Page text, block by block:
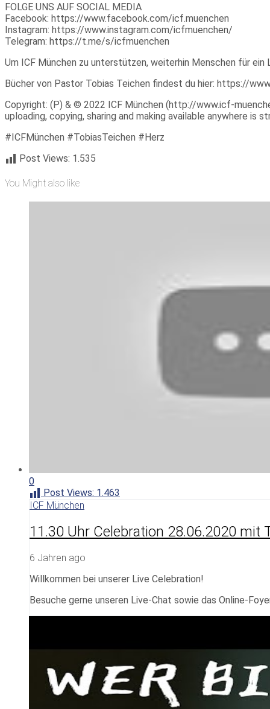
FOLGE UNS AUF SOCIAL MEDIA
Facebook: https://www.facebook.com/icf.muenchen
Instagram: https://www.instagram.com/icfmuenchen/
Telegram: https://t.me/s/icfmuenchen
Um ICF München zu unterstützen, weiterhin Menschen für
Bücher von Pastor Tobias Teichen findest du hier: https://
Copyright: (P) & © 2022 ICF München (http://www.icf-
uploading, copying, sharing and making available anywhere is
#ICFMünchen #TobiasTeichen #Herz
Post Views: 1.535
You Might also like
0
Post Views: 1.463
ICF München
11.30 Uhr Celebration 28.06.2020 mit
6 Jahren ago
Willkommen bei unserer Live Celebration!
Besuche gerne unseren Live-Chat sowie das Online-